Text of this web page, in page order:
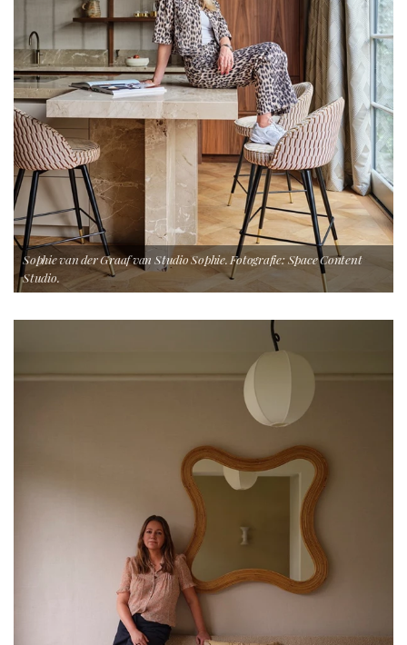
Sophie van der Graaf van Studio Sophie. Fotografie: Space Content
Studio.